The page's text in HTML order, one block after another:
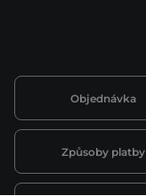
Objednávka
Způsoby platby